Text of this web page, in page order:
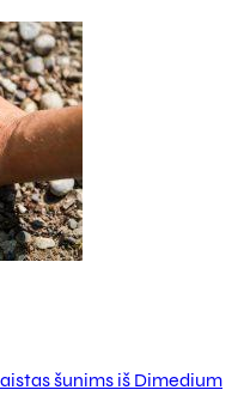
šunims iš Dimedium